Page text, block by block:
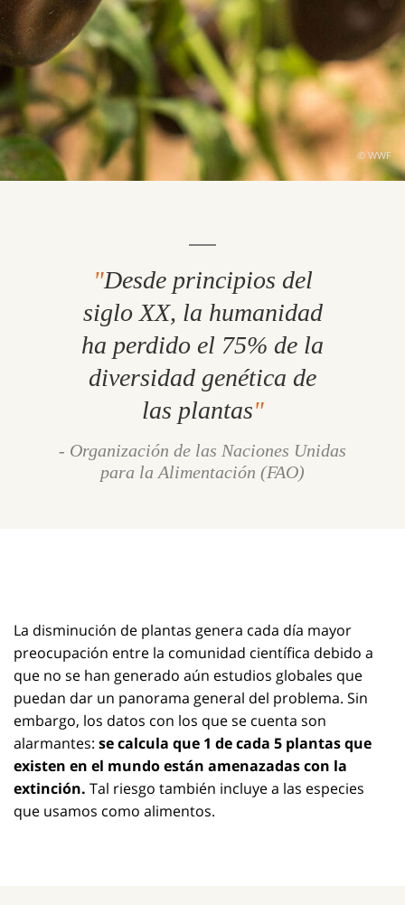
© WWF
Desde principios del
siglo XX, la humanidad
ha perdido el 75% de la
diversidad genética de
las plantas
- Organización de las Naciones Unidas
para la Alimentación (FAO)
La disminución de plantas genera cada día mayor
preocupación entre la comunidad científica debido a
que no se han generado aún estudios globales que
puedan dar un panorama general del problema. Sin
embargo, los datos con los que se cuenta son
alarmantes: se calcula que 1 de cada 5 plantas que
existen en el mundo están amenazadas con la
extinción. Tal riesgo también incluye a las especies
que usamos como alimentos.